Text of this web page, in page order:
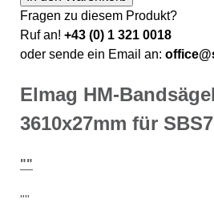
Fragen zu diesem Produkt?
Ruf an! +43 (0) 1 321 0018
oder sende ein Email an:
Elmag HM-
3610x27mm für
""
""